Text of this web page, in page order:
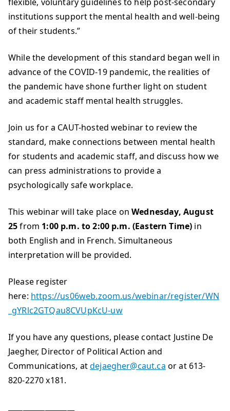
institutions support the mental health and well-being
of their students.”
While the development of this standard began well in
advance of the COVID-19 pandemic, the realities of
the pandemic have shone further light on student
and academic staff mental health struggles.
Join us for a CAUT-hosted webinar to review the
standard, make connections between mental health
for students and academic staff, and discuss how we
can press administrations to provide a
psychologically safe workplace.
This webinar will take place onWednesday, August
25from 1:00 p.m. to 2:00 p.m. (Eastern Time) in
both English and in French. Simultaneous
interpretation will be provided.
Please register
here: https://us06web.zoom.us/webinar/register/WN
_gYRlc2GTQau8CVUpKcU-uw
If you have any questions, please contact Justine De
Jaegher, Director of Political Action and
Communications, atdejaegher@caut.ca or at 613-
820-2270 x181.